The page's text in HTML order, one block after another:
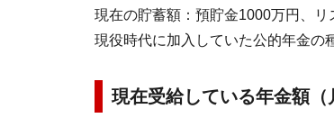
現在の貯蓄額：預貯金1000万円、リ
現役時代に加入していた公的年金の
現在受給している年金額（